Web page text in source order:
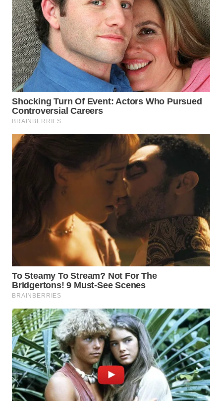
ENERGI
NEWS
CILEUNGSI
NEWS
BERKAT
NEWS
BERAMPU
NEWS
ANUGERAH
NEWS
PERAPKI
NEWS
ASA
NEWS